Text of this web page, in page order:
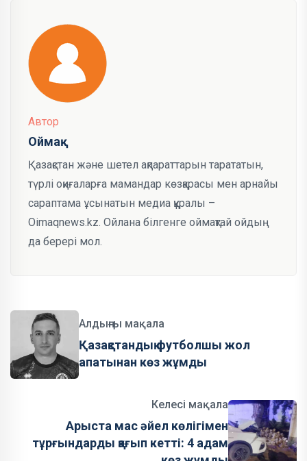
Автор
Оймақ
Қазақстан және шетел ақпараттарын тарататын,
түрлі оқиғаларға мамандар көзқарасы мен арнайы
сараптама ұсынатын медиа құралы –
Oimaqnews.kz. Ойлана білгенге оймақтай ойдың
да берері мол.
Алдыңғы мақала
Қазақстандық футболшы жол
апатынан көз жұмды
Келесі мақала
Арыста мас әйел көлігімен
тұрғындарды қағып кетті: 4 адам